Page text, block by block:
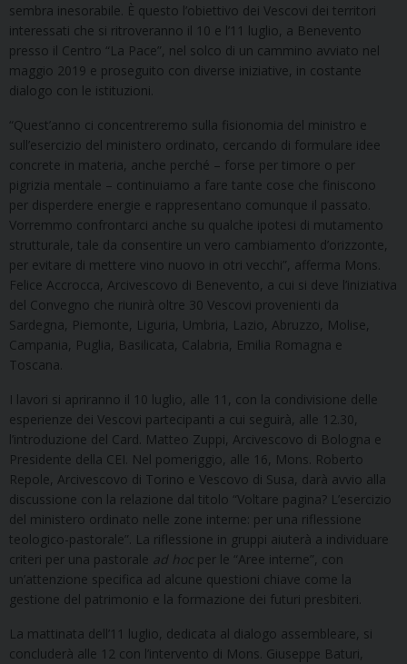
sembra inesorabile. È questo l’obiettivo dei Vescovi dei territori
interessati che si ritroveranno il 10 e l’11 luglio, a Benevento
presso il Centro “La Pace”, nel solco di un cammino avviato nel
maggio 2019 e proseguito con diverse iniziative, in costante
dialogo con le istituzioni.
“Quest’anno ci concentreremo sulla fisionomia del ministro e
sull’esercizio del ministero ordinato, cercando di formulare idee
concrete in materia, anche perché – forse per timore o per
pigrizia mentale – continuiamo a fare tante cose che finiscono
per disperdere energie e rappresentano comunque il passato.
Vorremmo confrontarci anche su qualche ipotesi di mutamento
strutturale, tale da consentire un vero cambiamento d’orizzonte,
per evitare di mettere vino nuovo in otri vecchi”, afferma Mons.
Felice Accrocca, Arcivescovo di Benevento, a cui si deve l’iniziativa
del Convegno che riunirà oltre 30 Vescovi provenienti da
Sardegna, Piemonte, Liguria, Umbria, Lazio, Abruzzo, Molise,
Campania, Puglia, Basilicata, Calabria, Emilia Romagna e
Toscana.
I lavori si apriranno il 10 luglio, alle 11, con la condivisione delle
esperienze dei Vescovi partecipanti a cui seguirà, alle 12.30,
l’introduzione del Card. Matteo Zuppi, Arcivescovo di Bologna e
Presidente della CEI. Nel pomeriggio, alle 16, Mons. Roberto
Repole, Arcivescovo di Torino e Vescovo di Susa, darà avvio alla
discussione con la relazione dal titolo “Voltare pagina? L’esercizio
del ministero ordinato nelle zone interne: per una riflessione
teologico-pastorale”. La riflessione in gruppi aiuterà a individuare
criteri per una pastorale ad hoc per le “Aree interne”, con
un’attenzione specifica ad alcune questioni chiave come la
gestione del patrimonio e la formazione dei futuri presbiteri.
La mattinata dell’11 luglio, dedicata al dialogo assembleare, si
concluderà alle 12 con l’intervento di Mons. Giuseppe Baturi,